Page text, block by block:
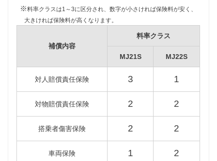
の3代目AZ-ワゴンは環境負荷の関係で自動車税が約
80%増額されますが、維持費は標準税額をもとに算
出しています。
標準税額 13年経過
MJ21S
7,200円 12,900円
軽自動車の重量税は車両重量の大小にかかわらず同
じ課税クラスとなります。
また環境負荷の関係で新車登録後13年以上が経過し
※料率クラスは1～3に区分され、数字が小さければ保険料が安く、
大きければ保険料が高くなります。
補償内容
料率クラス
MJ21S MJ22S
対人賠償責任保険 3 1
対物賠償責任保険 2 2
搭乗者傷害保険 2 2
車両保険 1 2